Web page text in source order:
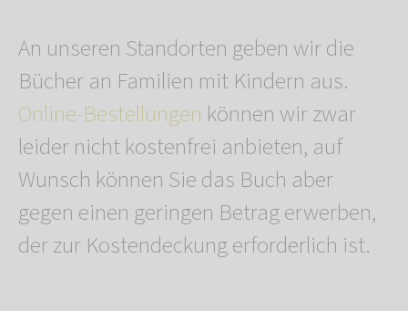
An unseren Standorten geben wir die
Bücher an Familien mit Kindern aus.
Online-Bestellungen können wir zwar
leider nicht kostenfrei anbieten, auf
Wunsch können Sie das Buch aber
gegen einen geringen Betrag erwerben,
der zur Kostendeckung erforderlich ist.